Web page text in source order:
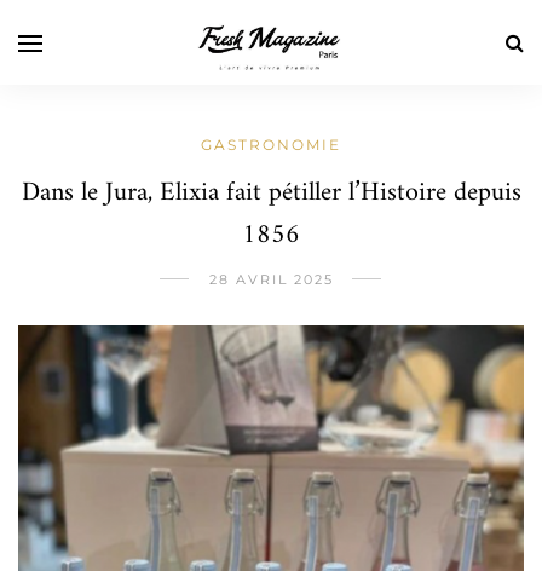
GASTRONOMIE
Dans le Jura, Elixia fait pétiller l’Histoire depuis
1856
28 AVRIL 2025